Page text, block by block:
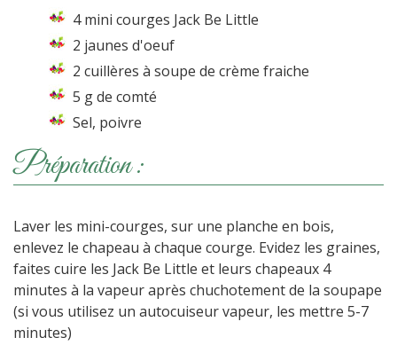
4 mini courges Jack Be Little
2 jaunes d'oeuf
2 cuillères à soupe de crème fraiche
5 g de comté
Sel, poivre
Préparation :
Laver les mini-courges, sur une planche en bois,
enlevez le chapeau à chaque courge. Evidez les graines,
faites cuire les Jack Be Little et leurs chapeaux 4
minutes à la vapeur après chuchotement de la soupape
(si vous utilisez un autocuiseur vapeur, les mettre 5-7
minutes)